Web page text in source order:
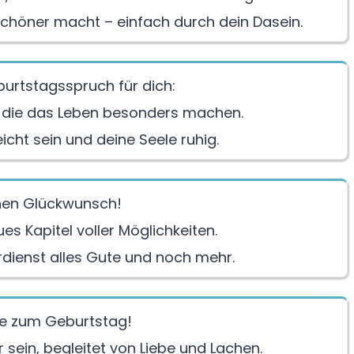
macht – einfach durch dein Dasein.
für dich:
das Leben besonders machen.
sein und deine Seele ruhig.
Glückwunsch!
Kapitel voller Möglichkeiten.
alles Gute und noch mehr.
zum Geburtstag!
begleitet von Liebe und Lachen.